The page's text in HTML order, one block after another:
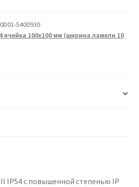
5400930
ячейка 100х100 мм (ширина ламели 10
IP54 с повышенной степенью IP